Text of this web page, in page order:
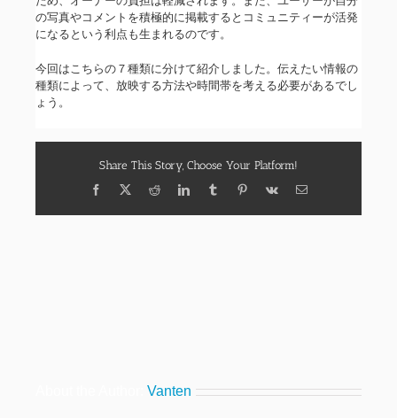
の写真やコメントを積極的に掲載するとコミュニティーが活発
になるという利点も生まれるのです。
今回はこちらの７種類に分けて紹介しました。伝えたい情報の
種類によって、放映する方法や時間帯を考える必要があるでし
ょう。
Share This Story, Choose Your Platform!
Facebook
X RedditLinkedInTumblrPinterestVk Email
Vanten